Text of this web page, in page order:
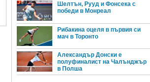
Шелтън, Рууд и Фонсека с
победи в Монреал
Рибакина оцеля в първия си
мач в Торонто
Александър Донски е
полуфиналист на Чалънджър
в Полша